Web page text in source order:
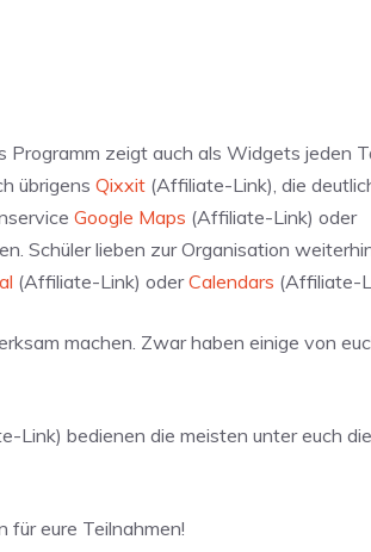
zeigt auch als Widgets jeden
übrigens Qixxit (Affiliate-Link), die
Google Maps (Affiliate-Link) oder
Schüler lieben zur Organisation
(Affiliate-Link) oderCalendars (Affiliate-
machen. Zwar haben einige von
Link) bedienen die meisten unter euch die
für eure Teilnahmen!